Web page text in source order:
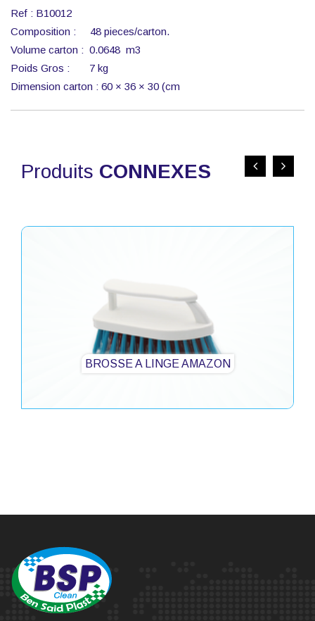
Ref : B10012
Composition : 48 pieces/carton.
Volume carton : 0.0648 m3
Poids Gros : 7 kg
Dimension carton : 60 × 36 × 30 (cm
Produits CONNEXES
BROSSE A LINGE AMAZON